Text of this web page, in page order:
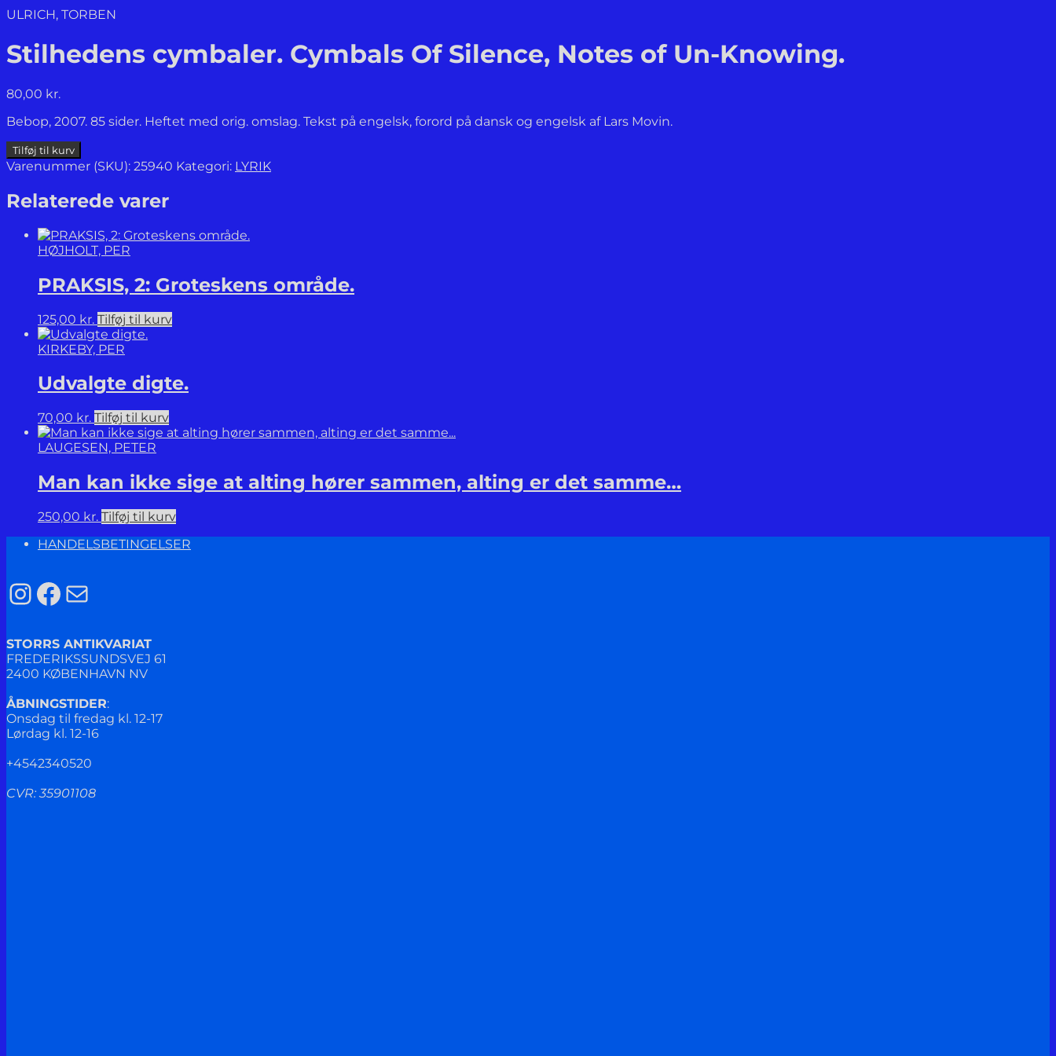
ULRICH, TORBEN
Stilhedens cymbaler. Cymbals Of Silence, Notes of Un-Knowing.
80,00 kr.
Bebop, 2007. 85 sider. Heftet med orig. omslag. Tekst på engelsk, forord på dansk og engelsk af Lars Movin.
Stilhedens
cymbaler.
Of
Silence,
Tilføj til kurv
Varenummer (SKU): 25940 Kategori: LYRIK
Relaterede varer
HØJHOLT, PER
PRAKSIS, 2: Groteskens område.
125,00 kr. Tilføj til kurv
KIRKEBY, PER
Udvalgte digte.
70,00 kr. Tilføj til kurv
LAUGESEN, PETER
Man kan ikke sige at alting hører sammen, alting er det samme…
250,00 kr. Tilføj til kurv
HANDELSBETINGELSER
Instagram
Facebook
Mail
STORRS ANTIKVARIAT
FREDERIKSSUNDSVEJ 61
2400 KØBENHAVN NV
ÅBNINGSTIDER:
Onsdag til fredag kl. 12-17
Lørdag kl. 12-16
+4542340520
CVR: 35901108